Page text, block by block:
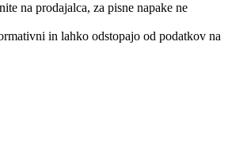
na prodajalca, za pisne napake ne
in lahko odstopajo od podatkov na